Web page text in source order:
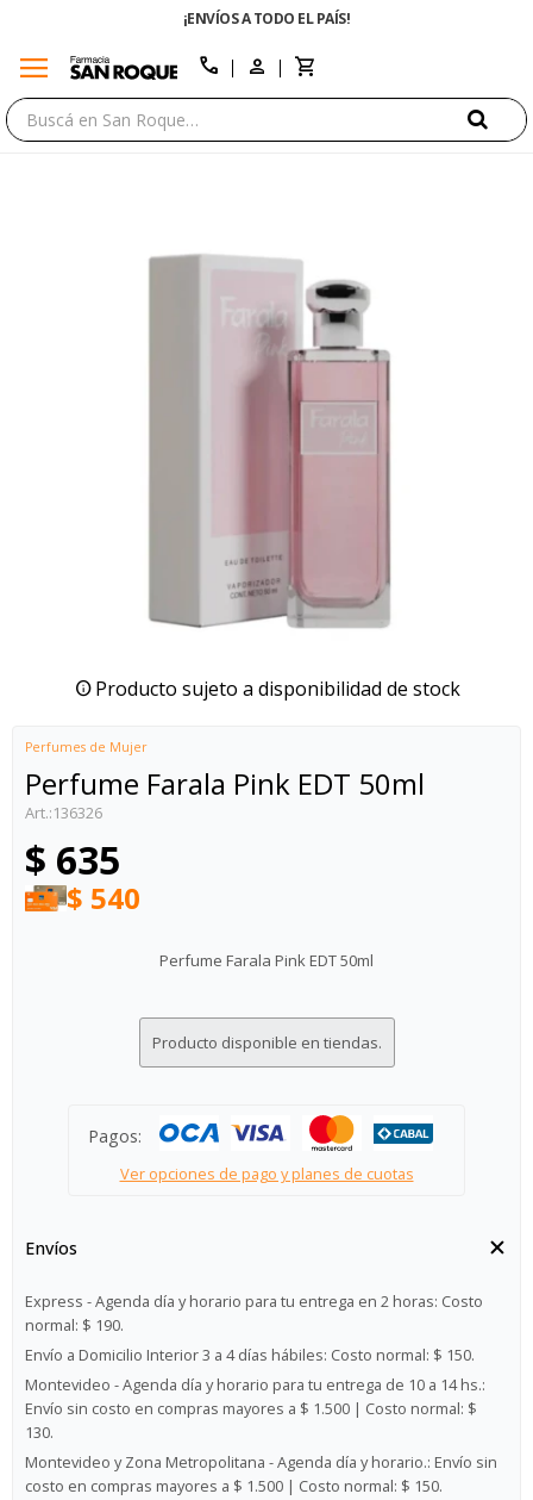
menu call
Producto sujeto a disponibilidad de stock
Perfumes de Mujer
Perfume Farala Pink EDT 50ml
136326
$ 635
$ 540
Perfume Farala Pink EDT 50ml
Producto disponible en tiendas.
Pagos:
Ver opciones de pago y planes de cuotas
Envíos
Express - Agenda día y horario para tu entrega en 2 horas: Costo
normal: $ 190.
Envío a Domicilio Interior 3 a 4 días hábiles: Costo normal: $ 150.
Montevideo - Agenda día y horario para tu entrega de 10 a 14 hs.:
Envío sin costo en compras mayores a $ 1.500 | Costo normal: $
130.
Montevideo y Zona Metropolitana - Agenda día y horario.: Envío sin
costo en compras mayores a $ 1.500 | Costo normal: $ 150.
close